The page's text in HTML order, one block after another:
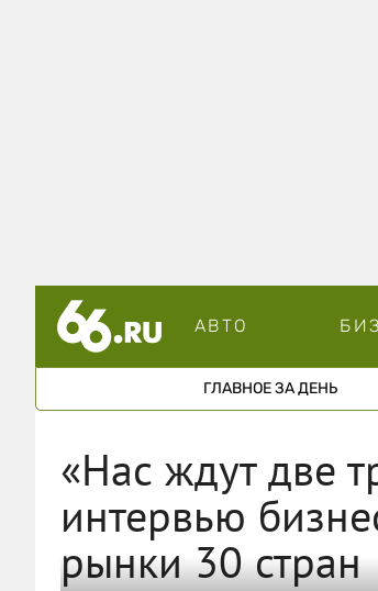
АВТО
ГЛАВНОЕ ЗА ДЕНЬ
«Нас ждут две
интервью
рынки 30 стран